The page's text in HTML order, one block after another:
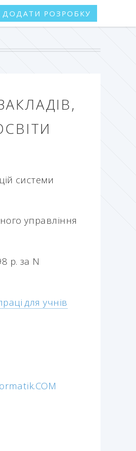
ДОДАТИ РОЗРОБКУ
системи
ного упра вління
р. за N
дляучнів